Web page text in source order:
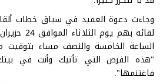
وجاءت دعوة العميد في سياق خطاب
الساعة الخامسة والنصف مساء
"هذه الفرص التي تأتيك وأنت في
فاغتنمها".